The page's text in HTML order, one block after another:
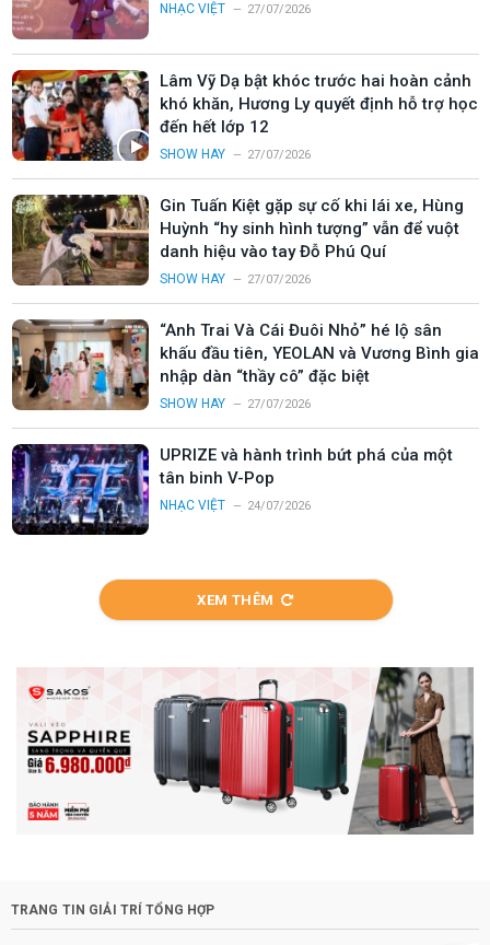
NHẠC VIỆT 27/07/2026
Lâm Vỹ Dạ bật khóc trước hai hoàn cảnh
khó khăn, Hương Ly quyết định hỗ trợ học
đến hết lớp 12
SHOW HAY 27/07/2026
Gin Tuấn Kiệt gặp sự cố khi lái xe, Hùng
Huỳnh “hy sinh hình tượng” vẫn để vuột
danh hiệu vào tay Đỗ Phú Quí
SHOW HAY 27/07/2026
“Anh Trai Và Cái Đuôi Nhỏ” hé lộ sân
khấu đầu tiên, YEOLAN và Vương Bình gia
nhập dàn “thầy cô” đặc biệt
SHOW HAY 27/07/2026
UPRIZE và hành trình bứt phá của một
tân binh V-Pop
NHẠC VIỆT 24/07/2026
XEM THÊM
TRANG TIN GIẢI TRÍ TỔNG HỢP